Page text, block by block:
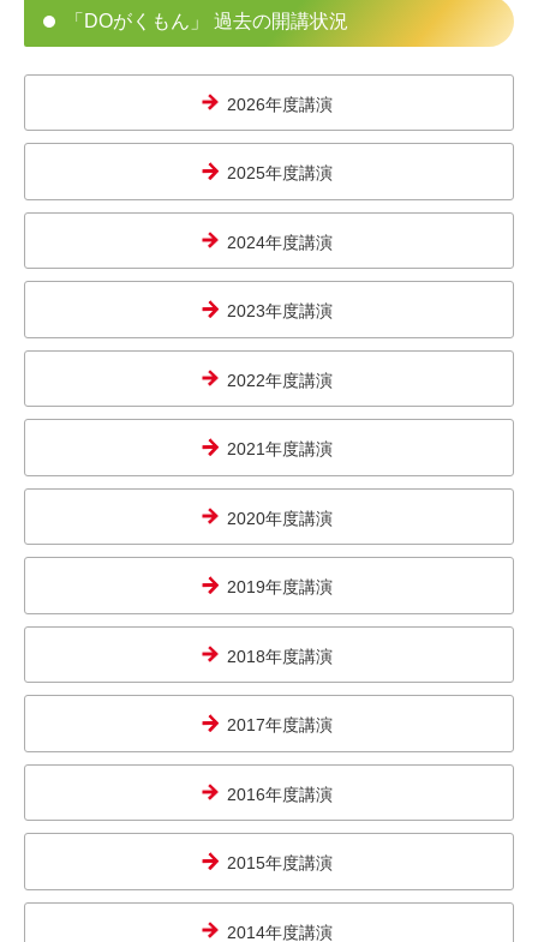
「DOがくもん」 過去の開講状況
2026年度講演
2025年度講演
2024年度講演
2023年度講演
2022年度講演
2021年度講演
2020年度講演
2019年度講演
2018年度講演
2017年度講演
2016年度講演
2015年度講演
2014年度講演